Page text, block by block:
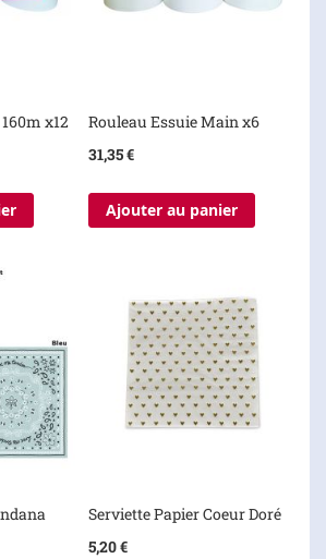
x12
Rouleau Essuie Main x6
31,35 €
Ajouter au panier
Serviette Papier Coeur Doré
5,20 €